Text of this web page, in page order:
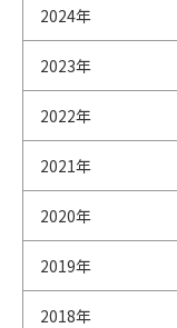
2024年
2023年
2022年
2021年
2020年
2019年
2018年